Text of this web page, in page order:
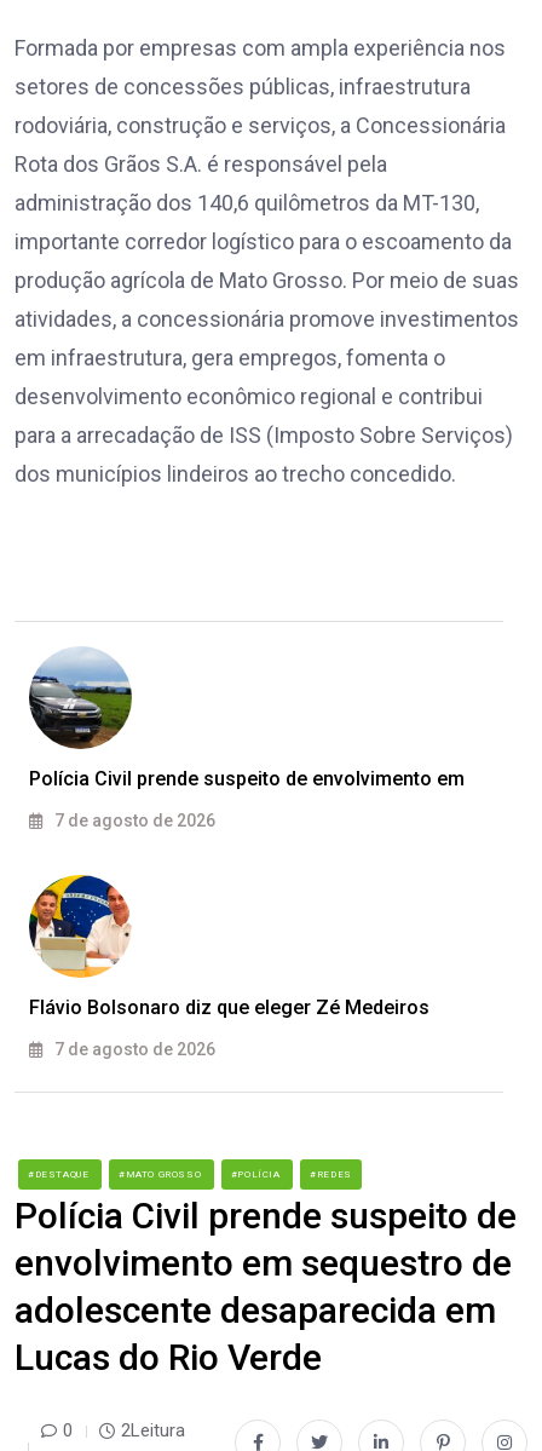
Formada por empresas com ampla experiência nos
setores de concessões públicas, infraestrutura
rodoviária, construção e serviços, a Concessionária
Rota dos Grãos S.A. é responsável pela
administração dos 140,6 quilômetros da MT-130,
importante corredor logístico para o escoamento da
produção agrícola de Mato Grosso. Por meio de suas
atividades, a concessionária promove investimentos
em infraestrutura, gera empregos, fomenta o
desenvolvimento econômico regional e contribui
para a arrecadação de ISS (Imposto Sobre Serviços)
dos municípios lindeiros ao trecho concedido.
Polícia Civil prende suspeito de envolvimento em
7 de agosto de 2026
Flávio Bolsonaro diz que eleger Zé Medeiros
7 de agosto de 2026
#DESTAQUE #MATO GROSSO #POLÍCIA #REDES
Polícia Civil prende suspeito de
envolvimento em sequestro de
adolescente desaparecida em
Lucas do Rio Verde
0 2Leitura